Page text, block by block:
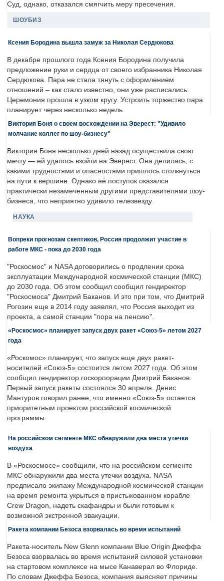
Суд, однако, отказался смягчить меру пресечения.
ШОУБИЗ
Ксения Бородина вышла замуж за Николая Сердюкова
В декабре прошлого года Ксения Бородина получила
предложение руки и сердца от своего избранника Николая
Сердюкова. Пара не стала тянуть с оформлением
отношений – как стало известно, они уже расписались.
Церемония прошла в узком кругу. Устроить торжество пара
планирует через несколько недель.
Виктория Боня о своем восхождении на Эверест: "Удивило
молчание коллег по шоу-бизнесу"
Виктория Боня несколько дней назад осуществила свою
мечту — ей удалось взойти на Эверест. Она делилась, с
какими трудностями и опасностями пришлось столкнуться
на пути к вершине. Однако её поступок оказался
практически незамеченным другими представителями шоу-
бизнеса, что неприятно удивило телезвезду.
НАУКА
Вопреки прогнозам скептиков, Россия продолжит участие в
работе МКС - пока до 2030 года
"Роскосмос" и NASA договорились о продлении срока
эксплуатации Международной космической станции (МКС)
до 2030 года. Об этом сообщил сообщил гендиректор
"Роскосмоса" Дмитрий Баканов. И это при том, что Дмитрий
Рогозин еще в 2014 году заявлял, что Россия выходит из
проекта, а самой станции "пора на пенсию".
«Роскосмос» планирует запуск двух ракет «Союз-5» летом 2027
года
«Роскомос» планирует, что запуск еще двух ракет-
носителей «Союз-5» состоится летом 2027 года. Об этом
сообщил гендиректор госкорпорации Дмитрий Баканов.
Первый запуск ракеты состоялся 30 апреля. Денис
Мантуров говорил ранее, что именно «Союз-5» остается
приоритетным проектом российской космической
программы.
На российском сегменте МКС обнаружили два места утечки
воздуха
В «Роскосмосе» сообщили, что на российском сегменте
МКС обнаружили два места утечки воздуха. NASA
предписало экипажу Международной космической станции
на время ремонта укрыться в пристыкованном корабле
Crew Dragon, надеть скафандры и были готовым к
возможной экстренной эвакуации.
Ракета компании Безоса взорвалась во время испытаний
Ракета-носитель New Glenn компании Blue Origin Джеффа
Безоса взорвалась во время испытаний силовой установки
на стартовом комплексе на мысе Канаверал во Флориде.
По словам Джеффа Безоса, компания выясняет причины